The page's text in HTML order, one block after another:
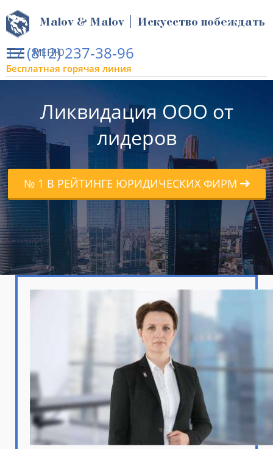
МЕНЮ
Malov & Malov | Искусство побеждать
+7 (812) 237-38-96
Бесплатная горячая линия
Ликвидация ООО от
лидеров
№ 1 В РЕЙТИНГЕ ЮРИДИЧЕСКИХ ФИРМ